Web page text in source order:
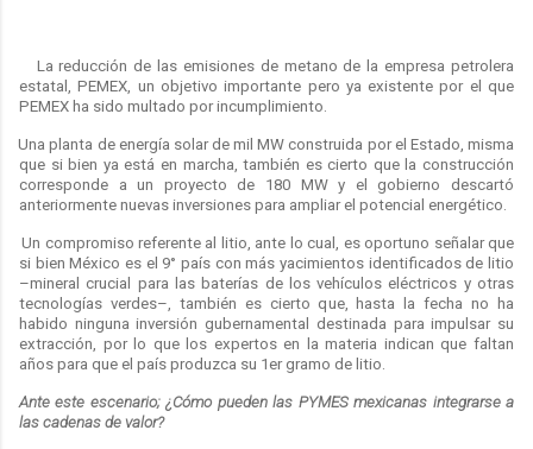
La reducción de las emisiones de metano de la empresa petrolera
estatal, PEMEX, un objetivo importante pero ya existente por el que
PEMEX ha sido multado por incumplimiento.
Una planta de energía solar de mil MW construida por el Estado, misma
que si bien ya está en marcha, también es cierto que la construcción
corresponde a un proyecto de 180 MW y el gobierno descartó
anteriormente nuevas inversiones para ampliar el potencial energético.
Un compromiso referente al litio, ante lo cual, es oportuno señalar que
si bien México es el 9° país con más yacimientos identificados de litio
–mineral crucial para las baterías de los vehículos eléctricos y otras
tecnologías verdes–, también es cierto que, hasta la fecha no ha
habido ninguna inversión gubernamental destinada para impulsar su
extracción, por lo que los expertos en la materia indican que faltan
años para que el país produzca su 1er gramo de litio.
Ante este escenario; ¿Cómo pueden las PYMES mexicanas integrarse a
las cadenas de valor?